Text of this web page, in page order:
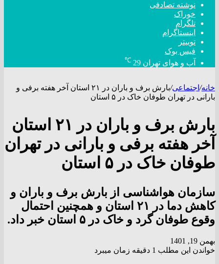
نوشته تصادفی
خوراک
تلگرام
اینستاگرام
توییتر
فیس بوک
آب و هوای تهران 29
℃
خانه/ اجتماعی/
بارش برف و باران در ۲۱ استان آخر هفته برفی و
بارانی در تهران طوفان خاک در ۵ استان
بارش برف و باران در ۲۱ استان
آخر هفته برفی و بارانی در تهران
طوفان خاک در ۵ استان
سازمان هواشناسی از بارش برف و باران و
کاهش دما در ۲۱ استان و همچنین احتمال
وقوع طوفان گرد و خاک در ۵ استان خبر داد.
بهمن 19, 1401
خواندن این مطلب 1 دقیقه زمان میبرد